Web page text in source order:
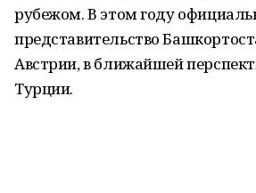
рубежом. В этом году
представительство
Австрии, в ближайшей
Турции.